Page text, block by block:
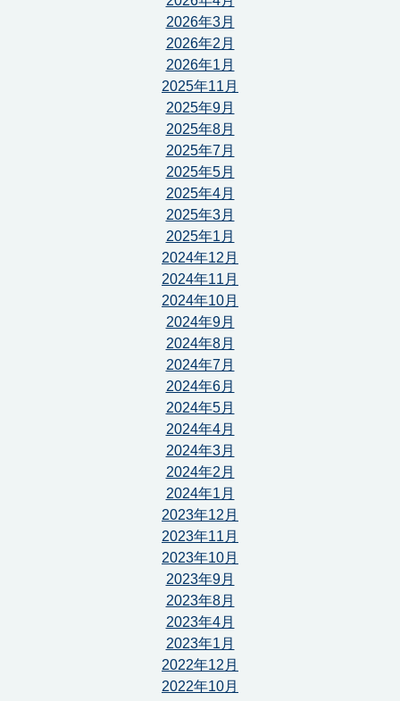
2026年3月
2026年2月
2026年1月
2025年11月
2025年9月
2025年8月
2025年7月
2025年5月
2025年4月
2025年3月
2025年1月
2024年12月
2024年11月
2024年10月
2024年9月
2024年8月
2024年7月
2024年6月
2024年5月
2024年4月
2024年3月
2024年2月
2024年1月
2023年12月
2023年11月
2023年10月
2023年9月
2023年8月
2023年4月
2023年1月
2022年12月
2022年10月